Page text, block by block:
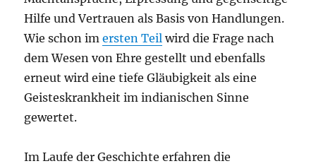
Hilfe und Vertrauen als Basis von Handlungen.
Wie schon imersten Teil wird die Frage nach
dem Wesen von Ehre gestellt und ebenfalls
erneut wird eine tiefe Gläubigkeit als eine
Geisteskrankheit im indianischen Sinne
gewertet.
Im Laufe der Geschichte erfahren die